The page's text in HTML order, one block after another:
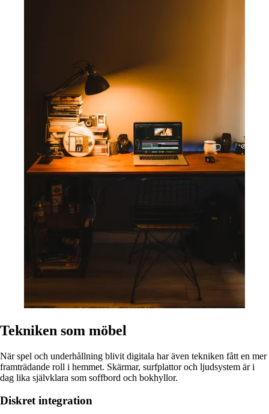
Tekniken som möbel
När spel och underhållning blivit digitala har även tekniken fått en mer
framträdande roll i hemmet. Skärmar, surfplattor och ljudsystem är i
dag lika självklara som soffbord och bokhyllor.
Diskret integration